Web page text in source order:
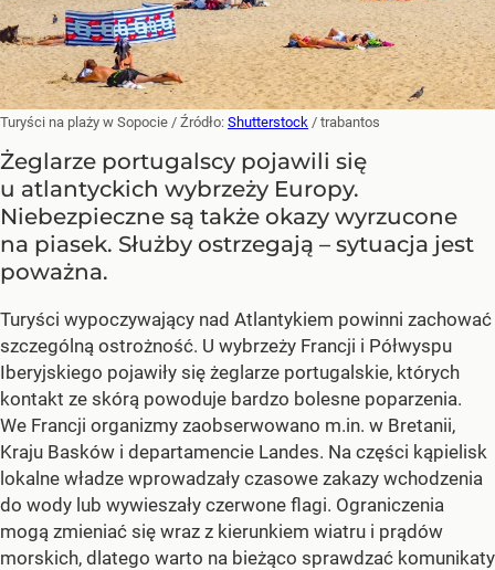
Turyści na plaży w Sopocie / Źródło: Shutterstock / trabantos
Żeglarze portugalscy pojawili się
u atlantyckich wybrzeży Europy.
Niebezpieczne są także okazy wyrzucone
na piasek. Służby ostrzegają – sytuacja jest
poważna.
Turyści wypoczywający nad Atlantykiem powinni zachować
szczególną ostrożność. U wybrzeży Francji i Półwyspu
Iberyjskiego pojawiły się żeglarze portugalskie, których
kontakt ze skórą powoduje bardzo bolesne poparzenia.
We Francji organizmy zaobserwowano m.in. w Bretanii,
Kraju Basków i departamencie Landes. Na części kąpielisk
lokalne władze wprowadzały czasowe zakazy wchodzenia
do wody lub wywieszały czerwone flagi. Ograniczenia
mogą zmieniać się wraz z kierunkiem wiatru i prądów
morskich, dlatego warto na bieżąco sprawdzać komunikaty